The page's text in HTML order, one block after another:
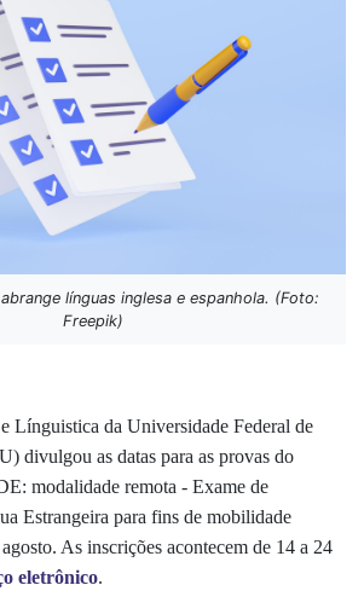
línguas inglesa e espanhola. (Foto:
Freepik)
Línguistica da Universidade Federal de
divulgou as datas para as provas do
modalidade remota - Exame de
Estrangeira para fins de mobilidade
As inscrições acontecem de 14 a 24
eletrônico.